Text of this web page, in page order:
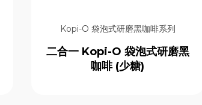
Kopi-O 袋泡式研磨黑咖啡系列
二合一 Kopi-O 袋泡式研磨黑
咖啡 (少糖)